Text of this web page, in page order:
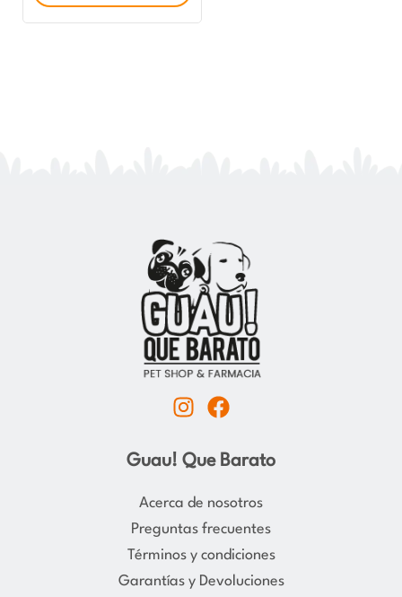
I
s
t
a
r
a
m
F
c
e
b
o
k
Guau! Que Barato
Acerca de nosotros
Preguntas frecuentes
Términos y condiciones
Garantías y Devoluciones